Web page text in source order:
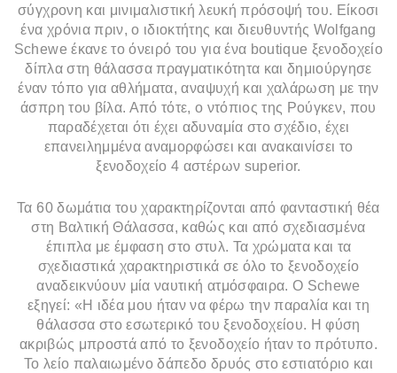
σύγχρονη και μινιμαλιστική λευκή πρόσοψή του. Είκοσι
ένα χρόνια πριν, ο ιδιοκτήτης και διευθυντής Wolfgang
Schewe έκανε το όνειρό του για ένα boutique ξενοδοχείο
δίπλα στη θάλασσα πραγματικότητα και δημιούργησε
έναν τόπο για αθλήματα, αναψυχή και χαλάρωση με την
άσπρη του βίλα. Από τότε, ο ντόπιος της Ρούγκεν, που
παραδέχεται ότι έχει αδυναμία στο σχέδιο, έχει
επανειλημμένα αναμορφώσει και ανακαινίσει το
ξενοδοχείο 4 αστέρων superior.
Τα 60 δωμάτια του χαρακτηρίζονται από φανταστική θέα
στη Βαλτική Θάλασσα, καθώς και από σχεδιασμένα
έπιπλα με έμφαση στο στυλ. Τα χρώματα και τα
σχεδιαστικά χαρακτηριστικά σε όλο το ξενοδοχείο
αναδεικνύουν μία ναυτική ατμόσφαιρα. Ο Schewe
εξηγεί: «Η ιδέα μου ήταν να φέρω την παραλία και τη
θάλασσα στο εσωτερικό του ξενοδοχείου. Η φύση
ακριβώς μπροστά από το ξενοδοχείο ήταν το πρότυπο.
Το λείο παλαιωμένο δάπεδο δρυός στο εστιατόριο και